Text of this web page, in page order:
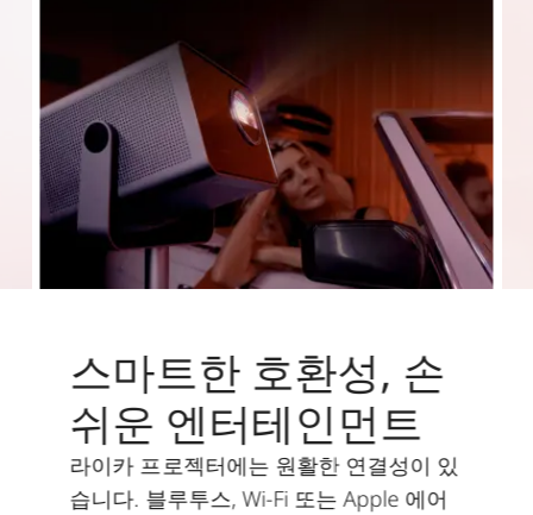
스마트한 호환성, 손
쉬운 엔터테인먼트
라이카 프로젝터에는 원활한 연결성이 있
습니다. 블루투스, Wi-Fi 또는 Apple 에어